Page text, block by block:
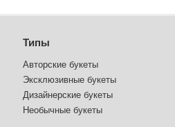
Типы
Авторские букеты
Эксклюзивные букеты
Дизайнерские букеты
Необычные букеты